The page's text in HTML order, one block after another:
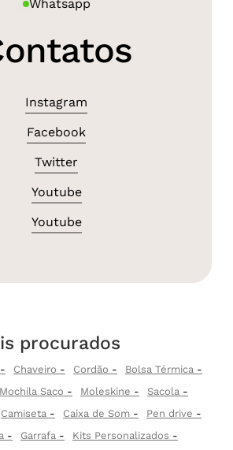
Whatsapp
Instagram
Facebook
Twitter
Youtube
Youtube
procurados
Chaveiro Cordão
Bolsa Térmica
Mochila Saco Moleskine
Sacola
Camiseta Caixa de Som
Pen drive
Garrafa
Kits Personalizados